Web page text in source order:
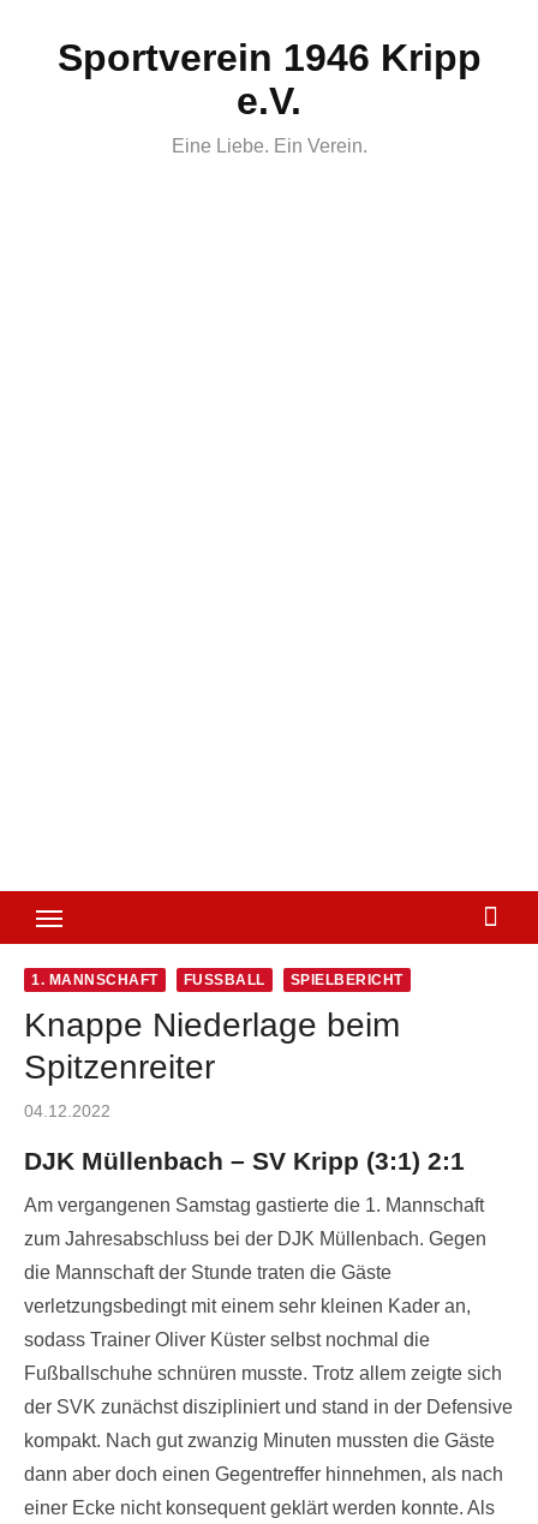
Sportverein 1946 Kripp
e.V.
Eine Liebe. Ein Verein.
1. MANNSCHAFT FUSSBALL SPIELBERICHT
Knappe Niederlage beim
Spitzenreiter
Posted
04.12.2022
DJK Müllenbach – SV Kripp (3:1) 2:1
Am vergangenen Samstag gastierte die 1. Mannschaft
zum Jahresabschluss bei der DJK Müllenbach. Gegen
die Mannschaft der Stunde traten die Gäste
verletzungsbedingt mit einem sehr kleinen Kader an,
sodass Trainer Oliver Küster selbst nochmal die
Fußballschuhe schnüren musste. Trotz allem zeigte sich
der SVK zunächst diszipliniert und stand in der Defensive
kompakt. Nach gut zwanzig Minuten mussten die Gäste
dann aber doch einen Gegentreffer hinnehmen, als nach
einer Ecke nicht konsequent geklärt werden konnte. Als